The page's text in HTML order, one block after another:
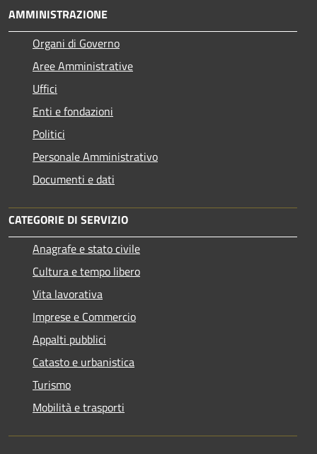
AMMINISTRAZIONE
Organi di Governo
Aree Amministrative
Uffici
Enti e fondazioni
Politici
Personale Amministrativo
Documenti e dati
CATEGORIE DI SERVIZIO
Anagrafe e stato civile
Cultura e tempo libero
Vita lavorativa
Imprese e Commercio
Appalti pubblici
Catasto e urbanistica
Turismo
Mobilità e trasporti